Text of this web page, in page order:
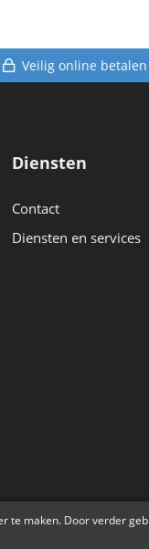
Veilig online betalen
Diensten
Contact
Diensten en services
te maken. Door verder